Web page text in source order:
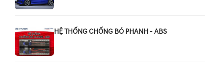
HỆ THỐNG CHỐNG BÓ PHANH - ABS